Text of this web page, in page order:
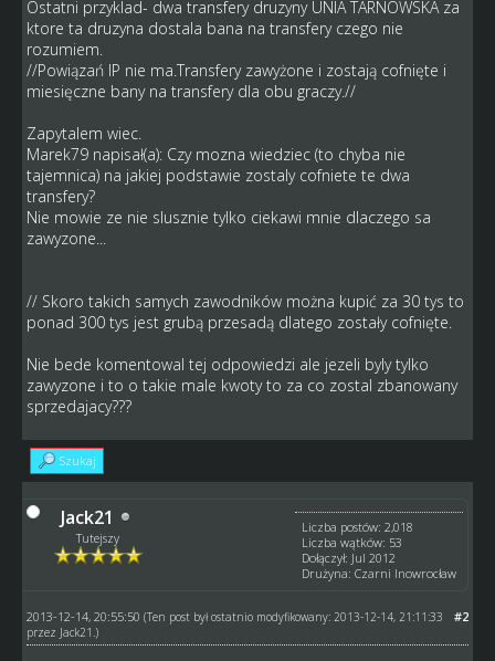
Ostatni przyklad- dwa transfery druzyny UNIA TARNOWSKA za
ktore ta druzyna dostala bana na transfery czego nie
rozumiem.
//Powiązań IP nie ma.Transfery zawyżone i zostają cofnięte i
miesięczne bany na transfery dla obu graczy.//
Zapytalem wiec.
Marek79 napisał(a): Czy mozna wiedziec (to chyba nie
tajemnica) na jakiej podstawie zostaly cofniete te dwa
transfery?
Nie mowie ze nie slusznie tylko ciekawi mnie dlaczego sa
zawyzone...
// Skoro takich samych zawodników można kupić za 30 tys to
ponad 300 tys jest grubą przesadą dlatego zostały cofnięte.
Nie bede komentowal tej odpowiedzi ale jezeli byly tylko
zawyzone i to o takie male kwoty to za co zostal zbanowany
sprzedajacy???
Szukaj
Jack21
Tutejszy
Liczba postów: 2,018
Liczba wątków: 53
Dołączył: Jul 2012
Drużyna: Czarni Inowrocław
#2
2013-12-14, 20:55:50 (Ten post był ostatnio modyfikowany: 2013-12-14, 21:11:33
przez Jack21 .)